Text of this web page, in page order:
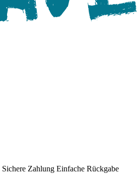
Sichere Zahlung Einfache Rückgabe